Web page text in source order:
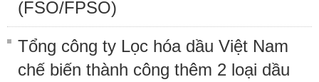
(FSO/FPSO)
Tổng công ty Lọc hóa dầu Việt Nam
chế biến thành công thêm 2 loại dầu